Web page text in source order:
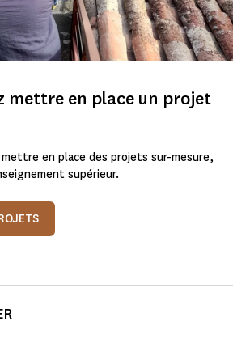
mettre en place un projet
en place des projets sur-mesure,
supérieur.